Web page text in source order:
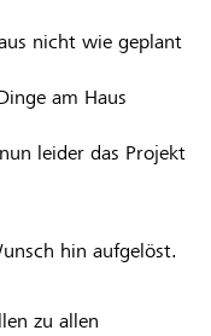
nicht wie geplant
am Haus
leider das Projekt
hin aufgelöst.
zu allen